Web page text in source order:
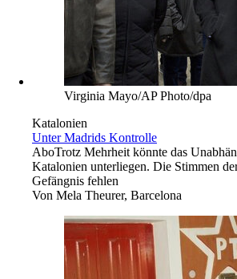
Virginia Mayo/AP Photo/dpa
Katalonien
Unter Madrids Kontrolle
AboTrotz Mehrheit könnte das
Katalonien unterliegen. Die Stimmen
Gefängnis fehlen
Von Mela Theurer, Barcelona